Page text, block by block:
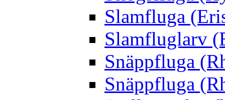
Slamfluga
Slamfluglarv
Snäppfluga
Snäppfluga